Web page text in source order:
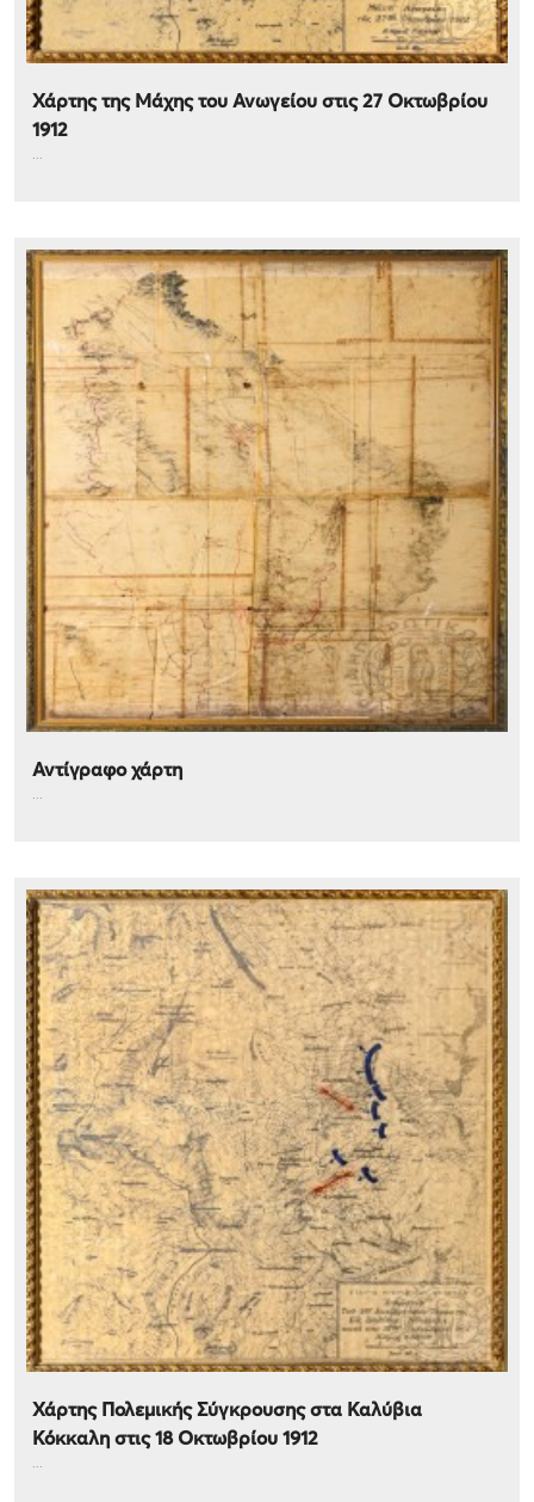
Χάρτης της Μάχης του Ανωγείου στις 27 Οκτωβρίου
1912
...
Αντίγραφο χάρτη
...
Χάρτης Πολεμικής Σύγκρουσης στα Καλύβια
Κόκκαλη στις 18 Οκτωβρίου 1912
...